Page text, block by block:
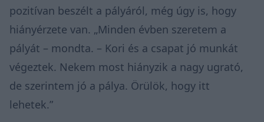
pozitívan beszélt a pályáról, még úgy is, hogy
hiányérzete van. „Minden évben szeretem a
pályát – mondta. – Kori és a csapat jó munkát
végeztek. Nekem most hiányzik a nagy ugrató,
de szerintem jó a pálya. Örülök, hogy itt
lehetek.”